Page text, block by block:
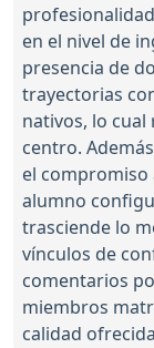
en el nivel de
presencia de
trayectorias
nativos, lo
centro.
el compromiso
alumno
trasciende lo
vínculos de
comentarios
miembros
calidad